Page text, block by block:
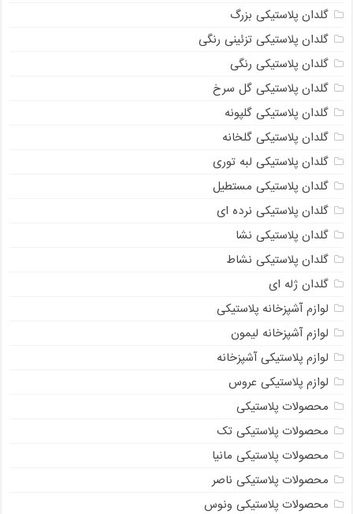
گلدان پلاستیکی بزرگ
گلدان پلاستیکی تزئینی رنگی
گلدان پلاستیکی رنگی
گلدان پلاستیکی گل سرخ
گلدان پلاستیکی گلپونه
گلدان پلاستیکی گلخانه
گلدان پلاستیکی لبه توری
گلدان پلاستیکی مستطیل
گلدان پلاستیکی نرده ای
گلدان پلاستیکی نشا
گلدان پلاستیکی نشاط
گلدان ژله ای
لوازم آشپزخانه پلاستیکی
لوازم آشپزخانه لیمون
لوازم پلاستیکی آشپزخانه
لوازم پلاستیکی عروس
محصولات پلاستیکی
محصولات پلاستیکی تک
محصولات پلاستیکی مانیا
محصولات پلاستیکی ناصر
محصولات پلاستیکی ونوس